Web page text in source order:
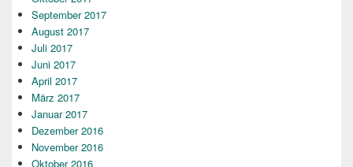
September 2017
August 2017
Juli 2017
Juni 2017
April 2017
März 2017
Januar 2017
Dezember 2016
November 2016
Oktober 2016